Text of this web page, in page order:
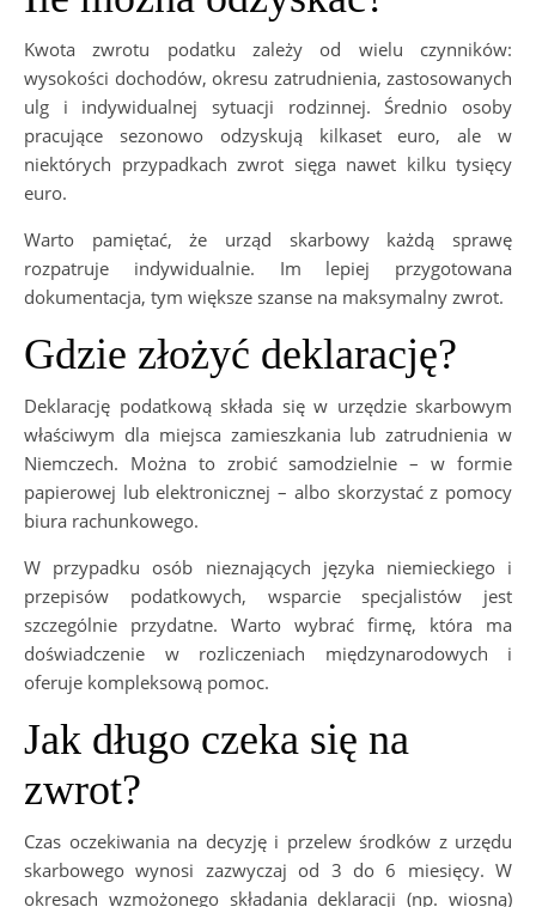
Kwota zwrotu podatku zależy od wielu czynników:
wysokości dochodów, okresu zatrudnienia, zastosowanych
ulg i indywidualnej sytuacji rodzinnej. Średnio osoby
pracujące sezonowo odzyskują kilkaset euro, ale w
niektórych przypadkach zwrot sięga nawet kilku tysięcy
euro.
Warto pamiętać, że urząd skarbowy każdą sprawę
rozpatruje indywidualnie. Im lepiej przygotowana
dokumentacja, tym większe szanse na maksymalny zwrot.
Gdzie złożyć deklarację?
Deklarację podatkową składa się w urzędzie skarbowym
właściwym dla miejsca zamieszkania lub zatrudnienia w
Niemczech. Można to zrobić samodzielnie – w formie
papierowej lub elektronicznej – albo skorzystać z pomocy
biura rachunkowego.
W przypadku osób nieznających języka niemieckiego i
przepisów podatkowych, wsparcie specjalistów jest
szczególnie przydatne. Warto wybrać firmę, która ma
doświadczenie w rozliczeniach międzynarodowych i
oferuje kompleksową pomoc.
Jak długo czeka się na
zwrot?
Czas oczekiwania na decyzję i przelew środków z urzędu
skarbowego wynosi zazwyczaj od 3 do 6 miesięcy. W
okresach wzmożonego składania deklaracji (np. wiosną)